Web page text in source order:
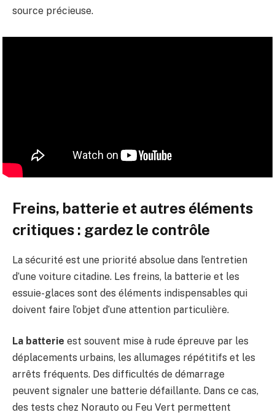
source précieuse.
Freins, batterie et autres éléments
critiques : gardez le contrôle
La sécurité est une priorité absolue dans l’entretien
d’une voiture citadine. Les freins, la batterie et les
essuie-glaces sont des éléments indispensables qui
doivent faire l’objet d’une attention particulière.
La batterie est souvent mise à rude épreuve par les
déplacements urbains, les allumages répétitifs et les
arrêts fréquents. Des difficultés de démarrage
peuvent signaler une batterie défaillante. Dans ce cas,
des tests chez Norauto ou Feu Vert permettent